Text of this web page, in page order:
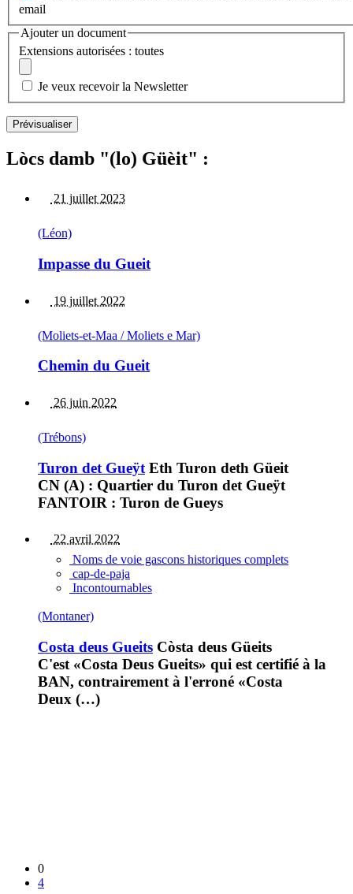
email
Ajouter un document
Extensions autorisées : toutes
Je veux recevoir la Newsletter
Lòcs damb "(lo) Güèit" :
21 juillet 2023
(Léon)
Impasse du Gueit
19 juillet 2022
(Moliets-et-Maa / Moliets e Mar)
Chemin du Gueit
26 juin 2022
(Trébons)
Turon det Gueÿt Eth Turon deth Güeit
CN (A) : Quartier du Turon det Gueÿt
FANTOIR : Turon de Gueys
22 avril 2022
Noms de voie gascons historiques complets
cap-de-paja
Incontournables
(Montaner)
Costa deus Gueits Còsta deus Güeits
C'est «Costa Deus Gueits» qui est certifié à la
BAN, contrairement à l'erroné «Costa
Deux (…)
0
4